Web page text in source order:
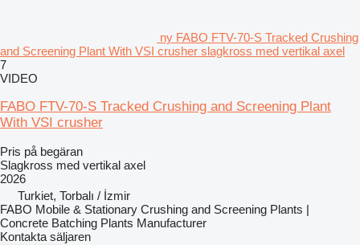
ny FABO FTV-70-S Tracked Crushing
and Screening Plant With VSI crusher slagkross med vertikal axel
7
VIDEO
FABO FTV-70-S Tracked Crushing and Screening Plant
With VSI crusher
Pris på begäran
Slagkross med vertikal axel
2026
Turkiet, Torbalı / İzmir
FABO Mobile & Stationary Crushing and Screening Plants |
Concrete Batching Plants Manufacturer
Kontakta säljaren